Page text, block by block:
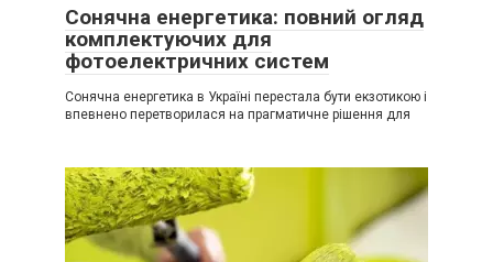
Сонячна енергетика: повний огляд
комплектуючих для
фотоелектричних систем
Сонячна енергетика в Україні перестала бути екзотикою і
впевнено перетворилася на прагматичне рішення для